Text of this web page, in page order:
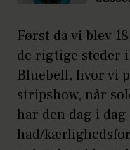
Først da vi blev
de rigtige steder
Bluebell, hvor vi
stripshow, når
har den dag i
had/